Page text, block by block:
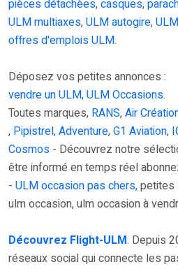
pièces détachèes,casques,
ULM multiaxes,ULM autogire,
offres d'emplois ULM.
Déposez vos petites annonces :
vendre un ULM, ULM Occasions.
Toutes marques, RANS,Air
, Pipistrel,Adventure,G1 Aviation,
Cosmos - Découvrez notre
être informé en temps réel
- ULM occasion pas chers,petites
ulm occasion, ulm occasion à
Découvrez Flight-ULM. Depuis
réseaux social qui connecte les